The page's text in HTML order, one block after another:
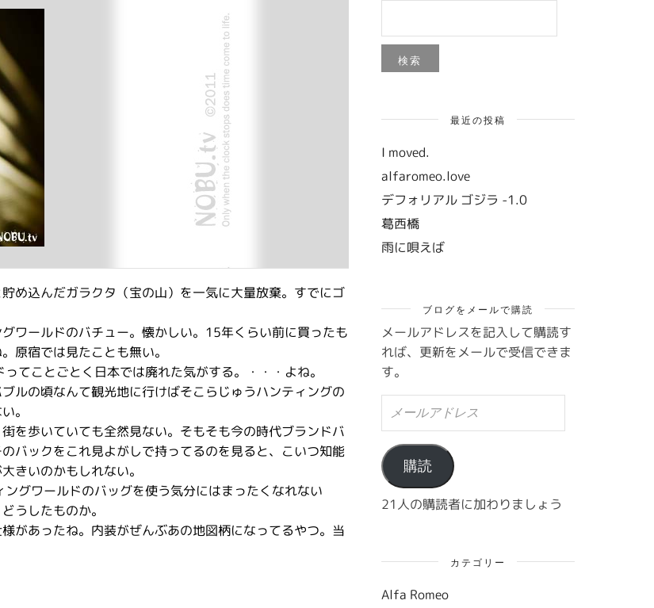
め込んだガラクタ（宝の山）を一気に大量放棄。すでにゴ
ワールドのバチュー。懐かしい。15年くらい前に買ったも
原宿では見たことも無い。
てことごとく日本では廃れた気がする。・・・よね。
ルの頃なんて観光地に行けばそこらじゅうハンティングの
。
を歩いていても全然見ない。そもそも今の時代ブランドバ
バックをこれ見よがしで持ってるのを見ると、こいつ知能
きいのかもしれない。
グワールドのバッグを使う気分にはまったくなれない
うしたものか。
があったね。内装がぜんぶあの地図柄になってるやつ。当
最近の投稿
I moved.
alfaromeo.love
デフォリアル ゴジラ -1.0
葛西橋
雨に唄えば
ブログをメールで購読
メールアドレスを記入して購読す
れば、更新をメールで受信できま
す。
ル
ア
ド
レ
ス
購読
21人の購読者に加わりましょう
カテゴリー
Alfa Romeo